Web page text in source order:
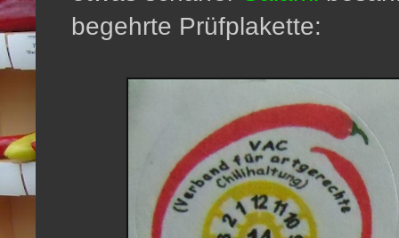
begehrte Prüfplakette: